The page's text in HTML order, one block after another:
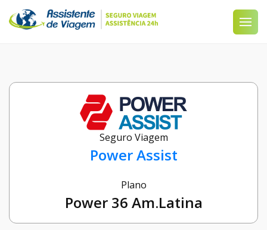
Seguro Viagem
Power Assist
Plano
Power 36 Am.Latina